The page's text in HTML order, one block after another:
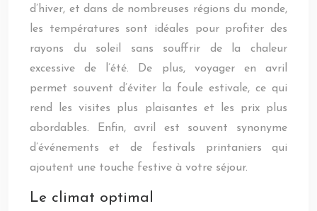
d’hiver, et dans de nombreuses régions du monde,
les températures sont idéales pour profiter des
rayons du soleil sans souffrir de la chaleur
excessive de l’été. De plus, voyager en avril
permet souvent d’éviter la foule estivale, ce qui
rend les visites plus plaisantes et les prix plus
abordables. Enfin, avril est souvent synonyme
d’événements et de festivals printaniers qui
ajoutent une touche festive à votre séjour.
Le climat optimal